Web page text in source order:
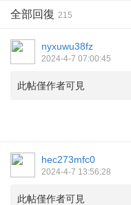
全部回復 215
nyxuwu38fz
2024-4-7 07:00:45
此帖僅作者可見
hec273mfc0
2024-4-7 13:56:28
此帖僅作者可見